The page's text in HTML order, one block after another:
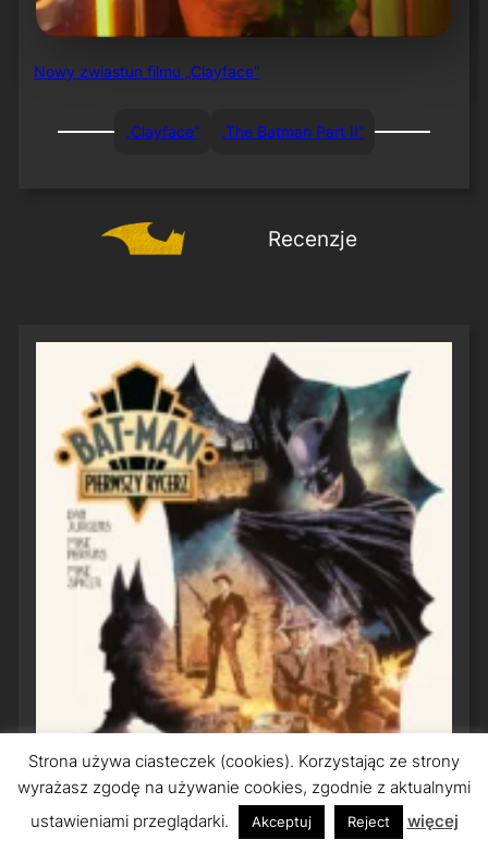
Nowy zwiastun filmu „Clayface”
„Clayface” „The Batman Part II”
Recenzje
Strona używa ciasteczek (cookies). Korzystając ze strony
wyrażasz zgodę na używanie cookies, zgodnie z aktualnymi
ustawieniami przeglądarki.
Akceptuj Reject więcej